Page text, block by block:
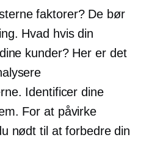
faktorer? De bør
Hvad hvis din
kunder? Her er det
Identificer dine
For at påvirke
nødt til at forbedre din